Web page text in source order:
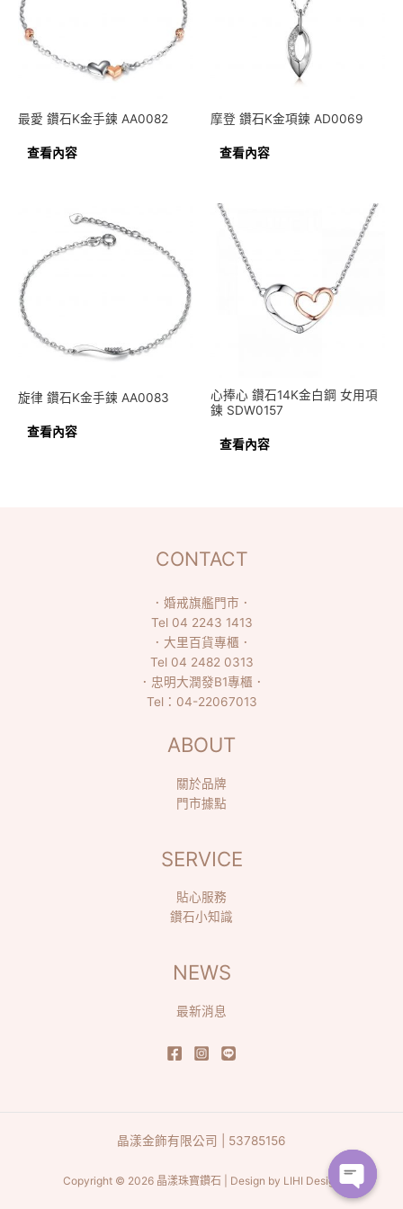
最愛 鑽石K金手鍊 AA0082
查看內容
摩登 鑽石K金項鍊 AD0069
查看內容
旋律 鑽石K金手鍊 AA0083
查看內容
心捧心 鑽石14K金白鋼 女用項
鍊 SDW0157
查看內容
CONTACT
． 婚戒旗艦門市 ．
Tel 04 2243 1413
． 大里百貨專櫃 ．
Tel 04 2482 0313
． 忠明大潤發B1專櫃 ．
Tel： 04-22067013
ABOUT
關於品牌
門市據點
SERVICE
貼心服務
鑽石小知識
NEWS
最新消息
晶漾金飾有限公司 | 53785156
Copyright © 2026 晶漾珠寶鑽石 | Design by LIHI Design
Open